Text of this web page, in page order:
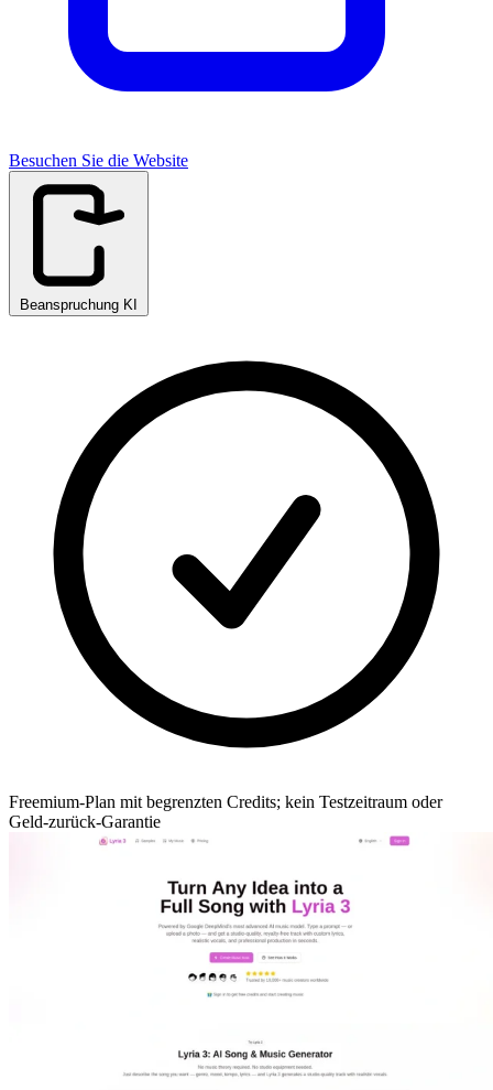
Besuchen Sie die Website
Beanspruchung KI
Freemium-Plan mit begrenzten Credits; kein Testzeitraum oder
Geld-zurück-Garantie